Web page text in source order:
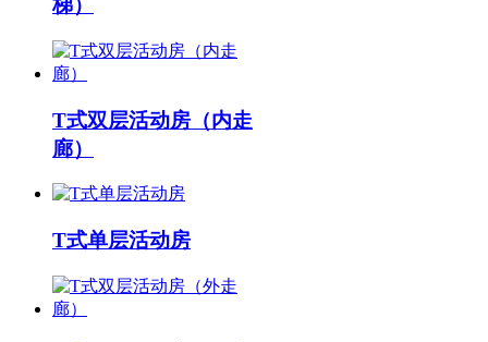
梯）
T式双层活动房（内走
廊）
T式单层活动房